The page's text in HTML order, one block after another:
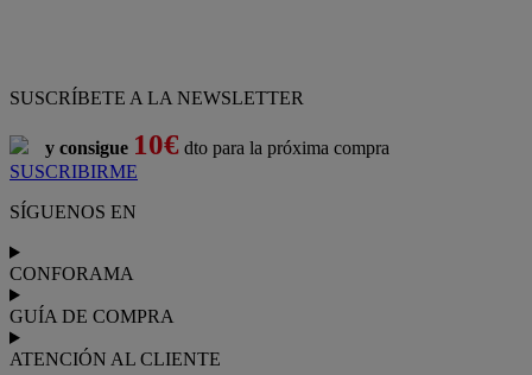
SUSCRÍBETE A LA NEWSLETTER
y consigue 10€ dto para la próxima compra
SUSCRIBIRME
SÍGUENOS EN
CONFORAMA
GUÍA DE COMPRA
ATENCIÓN AL CLIENTE